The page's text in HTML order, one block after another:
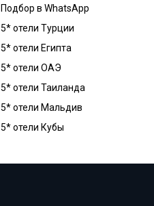
Подбор в WhatsApp
5* отели Турции
5* отели Египта
5* отели ОАЭ
5* отели Таиланда
5* отели Мальдив
5* отели Кубы